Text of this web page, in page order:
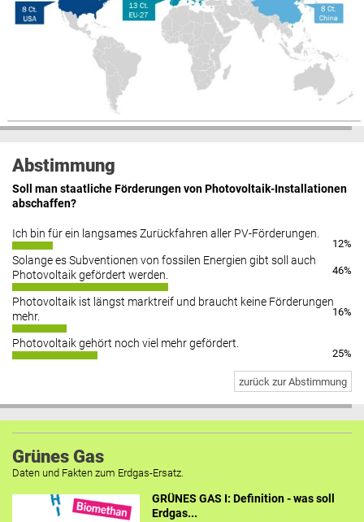
Abstimmung
Soll man staatliche Förderungen von Photovoltaik-Installationen
abschaffen?
Ich bin für ein langsames Zurückfahren aller PV-Förderungen.
12%
Solange es Subventionen von fossilen Energien gibt soll auch
Photovoltaik gefördert werden.
46%
Photovoltaik ist längst marktreif und braucht keine Förderungen
mehr.
16%
Photovoltaik gehört noch viel mehr gefördert.
25%
zurück zur Abstimmung
Grünes Gas
Daten und Fakten zum Erdgas-Ersatz.
GRÜNES GAS I: Definition - was soll
Erdgas...